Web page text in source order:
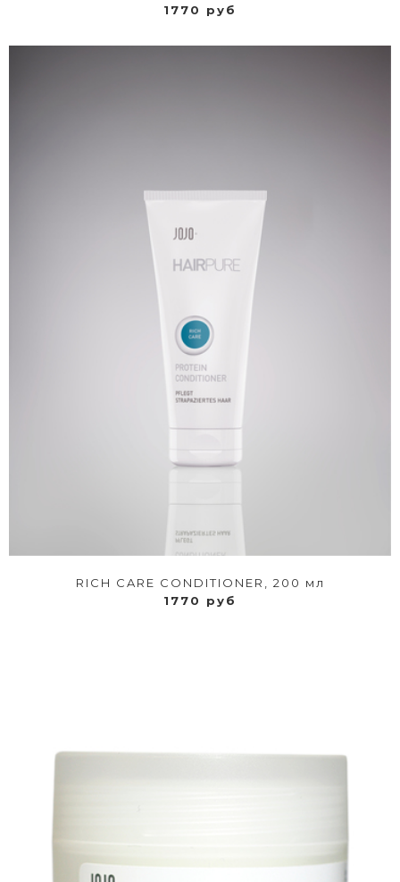
1770 руб
RICH CARE CONDITIONER, 200 мл
1770 руб